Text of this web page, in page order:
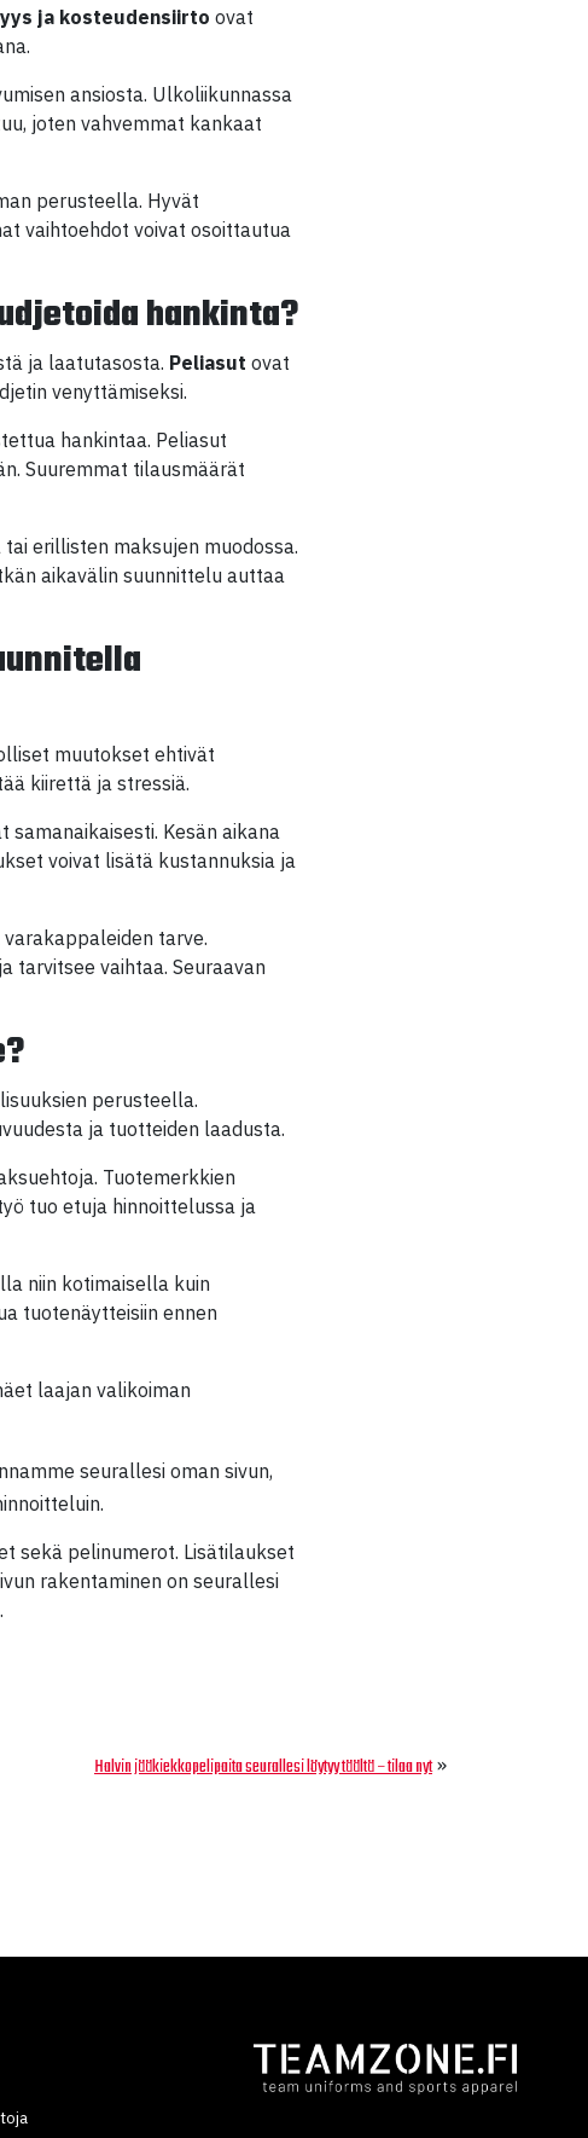
ja kosteudensiirto ovat
ansiosta. Ulkoliikunnassa
joten vahvemmat kankaat
perusteella. Hyvät
vaihtoehdot voivat osoittautua
hankinta?
ja laatutasosta. Peliasut ovat
venyttämiseksi.
hankintaa. Peliasut
Suuremmat tilausmäärät
erillisten maksujen muodossa.
aikavälin suunnittelu auttaa
muutokset ehtivät
kiirettä ja stressiä.
Kesän aikana
voivat lisätä kustannuksia ja
tarve.
tarvitsee vaihtaa. Seuraavan
perusteella.
ja tuotteiden laadusta.
Tuotemerkkien
tuo etuja hinnoittelussa ja
niin kotimaisella kuin
tuotenäytteisiin ennen
laajan valikoiman
seurallesi oman sivun,
sekä pelinumerot. Lisätilaukset
rakentaminen on seurallesi
Halvin jääkiekkopelipaita seurallesi löytyy täältä – tilaa nyt»